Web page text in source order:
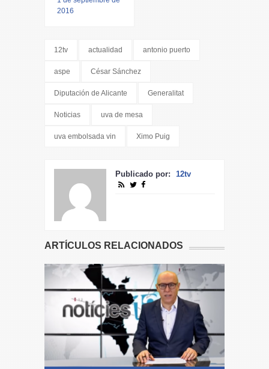
2016
12tv actualidad antonio puerto
aspe César Sánchez
Diputación de Alicante Generalitat
Noticias uva de mesa
uva embolsada vin Ximo Puig
Publicado por: 12tv
ARTÍCULOS RELACIONADOS